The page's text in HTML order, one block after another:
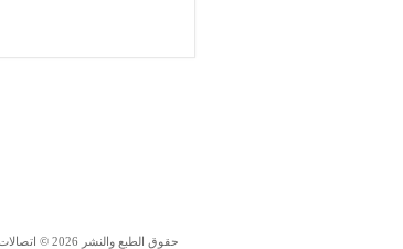
حقوق الطبع والنشر 2026 © اتصالات